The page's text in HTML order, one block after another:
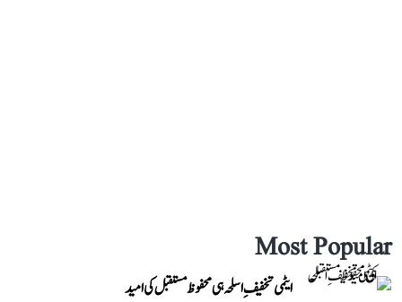
Most Popular
ایٹمی تخفیفِ اسلحہ ہی محفوظ مستقبل کی امید